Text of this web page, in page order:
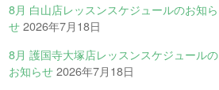
8月 白山店レッスンスケジュールのお知ら
せ2026年7月18日
8月 護国寺大塚店レッスンスケジュールの
お知らせ2026年7月18日